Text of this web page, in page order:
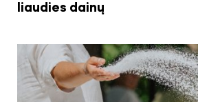
liaudies dainų